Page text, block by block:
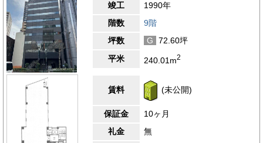
竣工
1990年
階数
9階
坪数
G
72.60坪
平米
240.01m2
賃料 (未公開)
保証金
10ヶ月
礼金
無